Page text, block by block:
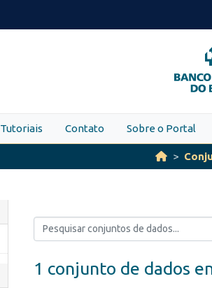
Tutoriais Contato Sobre o Portal
1 conjunto de dados